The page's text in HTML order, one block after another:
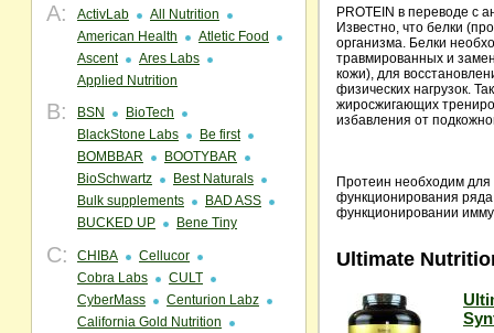
A: ActivLab
All Nutrition
American Health
Atletic Food
Ascent
Ares Labs
Applied Nutrition
B: BSN
BioTech
BlackStone Labs
Be first
BOMBBAR
BOOTYBAR
BioSchwartz
Best Naturals
Bulk supplements
BAD ASS
BUCKED UP
Bene Tiny
C: CHIBA
Cellucor
Cobra Labs
CULT
CyberMass
Centurion Labz
California Gold Nutrition
PROTEIN в переводе с
Известно, что белки
организма. Белки
травмированных и
кожи), для
физических нагрузок.
жиросжигающих
избавления от
Протеин необходим для
функционирования
функционировании
Ultimate